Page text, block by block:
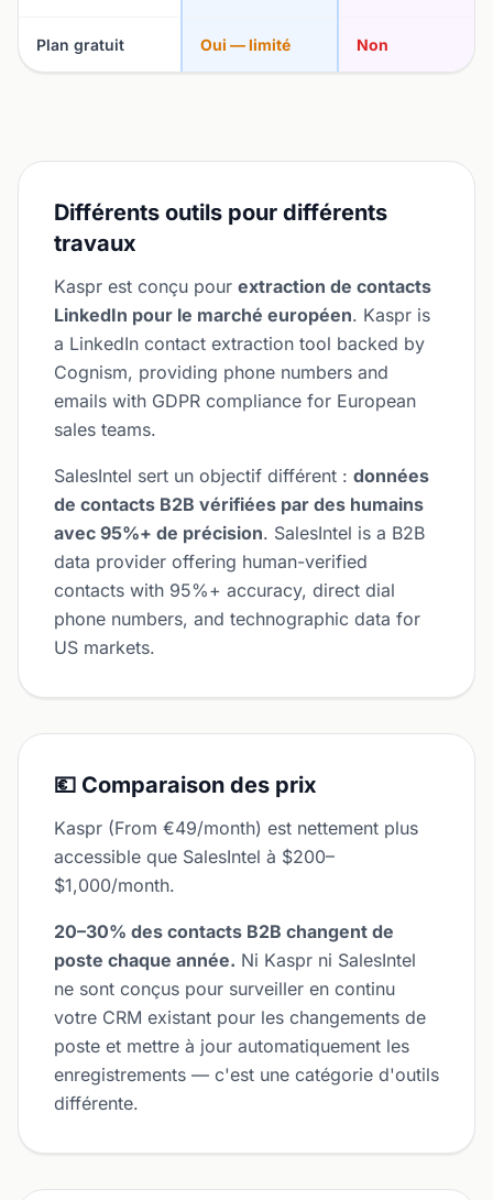
Plan gratuit Oui — limité Non
Différents outils pour différents
travaux
Kaspr est conçu pour extraction de contacts
LinkedIn pour le marché européen. Kaspr is
a LinkedIn contact extraction tool backed by
Cognism, providing phone numbers and
emails with GDPR compliance for European
sales teams.
SalesIntel sert un objectif différent : données
de contacts B2B vérifiées par des humains
avec 95%+ de précision. SalesIntel is a B2B
data provider offering human-verified
contacts with 95%+ accuracy, direct dial
phone numbers, and technographic data for
US markets.
💶 Comparaison des prix
Kaspr (From €49/month) est nettement plus
accessible que SalesIntel à $200–
$1,000/month.
20–30% des contacts B2B changent de
poste chaque année. Ni Kaspr ni SalesIntel
ne sont conçus pour surveiller en continu
votre CRM existant pour les changements de
poste et mettre à jour automatiquement les
enregistrements — c'est une catégorie d'outils
différente.